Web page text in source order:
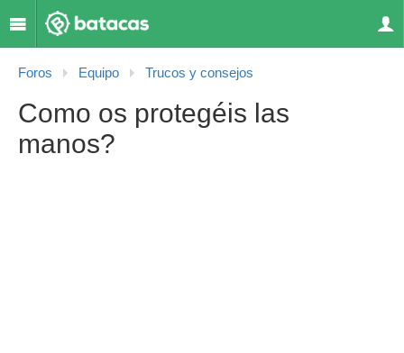
Foros Equipo Trucos y consejos
Como os protegéis las
manos?